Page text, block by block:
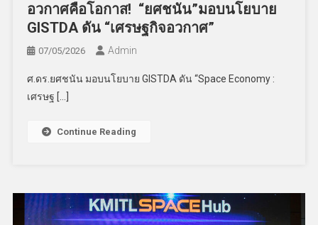
อวกาศคือโอกาส! “ยศชนัน”มอบนโยบาย
GISTDA ดัน “เศรษฐกิจอวกาศ”
07/05/2026 Admin
ศ.ดร.ยศชนัน มอบนโยบาย GISTDA ดัน “Space Economy :
เศรษฐ […]
Continue Reading